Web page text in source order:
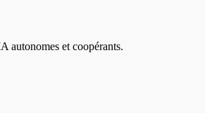
autonomes et coopérants.